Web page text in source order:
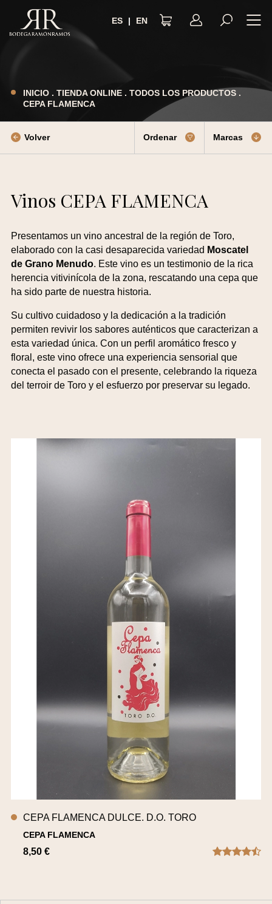
ES EN
INICIO. TIENDA ONLINE. TODOS LOS PRODUCTOS.
CEPA FLAMENCA
Volver Ordenar Marcas
Vinos CEPA FLAMENCA
Presentamos un vino ancestral de la región de Toro,
elaborado con la casi desaparecida variedad Moscatel
de Grano Menudo. Este vino es un testimonio de la rica
herencia vitivinícola de la zona, rescatando una cepa que
ha sido parte de nuestra historia.
Su cultivo cuidadoso y la dedicación a la tradición
permiten revivir los sabores auténticos que caracterizan a
esta variedad única. Con un perfil aromático fresco y
floral, este vino ofrece una experiencia sensorial que
conecta el pasado con el presente, celebrando la riqueza
del terroir de Toro y el esfuerzo por preservar su legado.
CEPA FLAMENCA DULCE. D.O. TORO
CEPA FLAMENCA
8,50 €
TÉRMINOS Y CONDICIONES
POLÍTICA DE COOKIES